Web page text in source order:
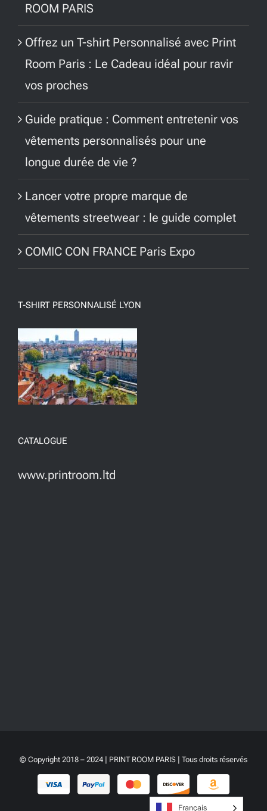
ROOM PARIS
Offrez un T-shirt Personnalisé avec Print
Room Paris : Le Cadeau idéal pour ravir
vos proches
Guide pratique : Comment entretenir vos
vêtements personnalisés pour une
longue durée de vie ?
Lancer votre propre marque de
vêtements streetwear : le guide complet
COMIC CON FRANCE Paris Expo
T-SHIRT PERSONNALISÉ LYON
CATALOGUE
www.printroom.ltd
© Copyright 2018 – 2024 | PRINT ROOM PARIS | Tous droits réservés
Français